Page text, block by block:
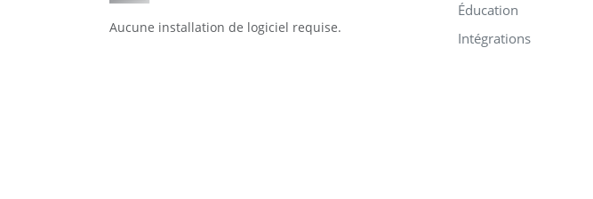
Aucune installation de logiciel requise.
Éducation
Intégrations